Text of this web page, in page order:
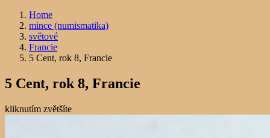
Home
mince (numismatika)
světové
Francie
5 Cent, rok 8, Francie
5 Cent, rok 8, Francie
kliknutím zvětšíte